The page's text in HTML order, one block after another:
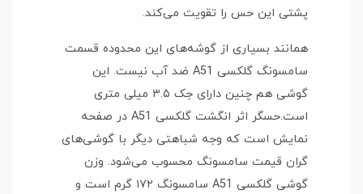
پشتی این حس را تقویت می‌کند.
همانند بسیاری از گوشه‌های این محدوده قسمت
سامسونگ گلکسی A51 ضد آب نیست. این
گوشی هم چنین دارای جک ۳.۵ میلی متری
است.حسگر اثر انگشت گلکسی A51 در صفحه
نمایش است که وجه شباهتی دیگر با گوشی‌های
گران قیمت سامسونگ محسوب می‌شود. وزن
گوشی گلکسی A51 سامسونگ ۱۷۲ گرم است و